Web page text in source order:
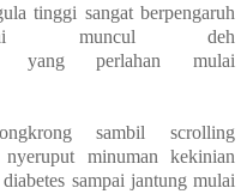
tinggi sangat berpengaruh
muncul deh
yang perlahan mulai
sambil scrolling
nyeruput minuman kekinian
sampai jantung mulai